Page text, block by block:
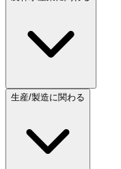
生産/製造に関わる